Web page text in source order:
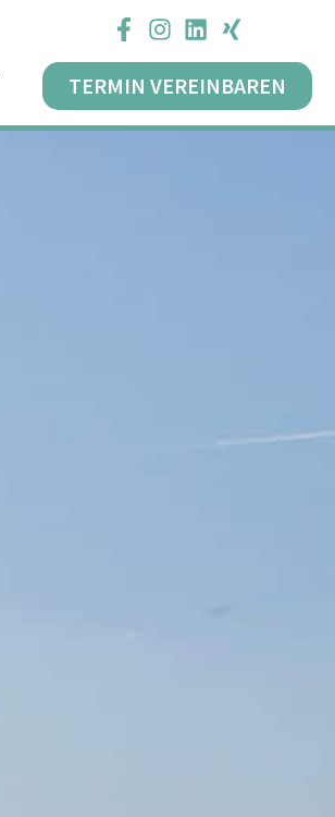
TERMIN VEREINBAREN